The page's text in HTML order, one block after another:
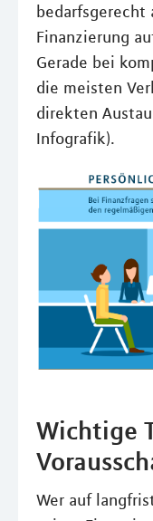
bedarfsgerecht
Finanzierung
Gerade bei
die meisten
direkten
Infografik).
Wichtige
Wer auf